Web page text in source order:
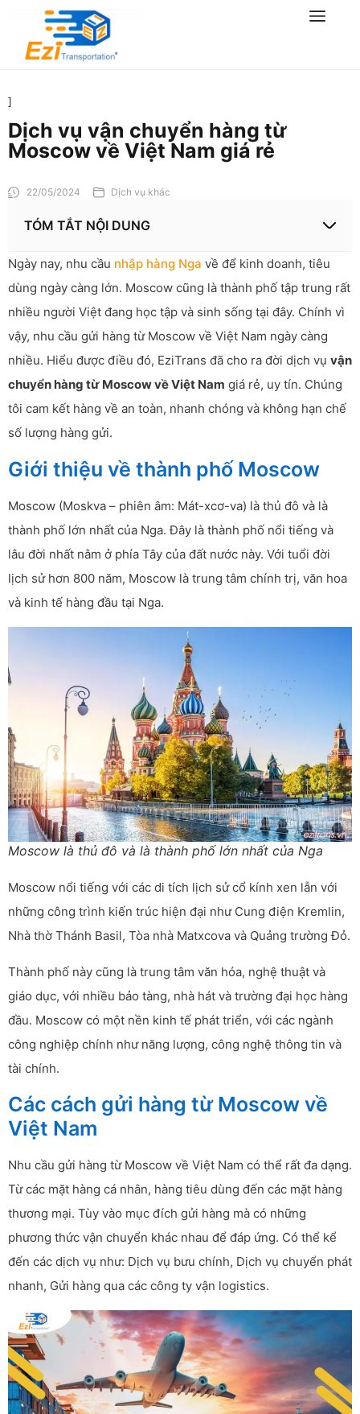
]
Dịch vụ vận chuyển hàng từ
Moscow về Việt Nam giá rẻ
22/05/2024 Dịch vụ khác
TÓM TẮT NỘI DUNG
Ngày nay, nhu cầu nhập hàng Nga về để kinh doanh, tiêu
dùng ngày càng lớn. Moscow cũng là thành phố tập trung rất
nhiều người Việt đang học tập và sinh sống tại đây. Chính vì
vậy, nhu cầu gửi hàng từ Moscow về Việt Nam ngày càng
nhiều. Hiểu được điều đó, EziTrans đã cho ra đời dịch vụ vận
chuyển hàng từ Moscow về Việt Nam giá rẻ, uy tín. Chúng
tôi cam kết hàng về an toàn, nhanh chóng và không hạn chế
số lượng hàng gửi.
Giới thiệu về thành phố Moscow
Moscow (Moskva – phiên âm: Mát-xcơ-va) là thủ đô và là
thành phố lớn nhất của Nga. Đây là thành phố nổi tiếng và
lâu đời nhất nằm ở phía Tây của đất nước này. Với tuổi đời
lịch sử hơn 800 năm, Moscow là trung tâm chính trị, văn hoa
và kinh tế hàng đầu tại Nga.
Moscow là thủ đô và là thành phố lớn nhất của Nga
Moscow nổi tiếng với các di tích lịch sử cổ kính xen lẫn với
những công trình kiến trúc hiện đại như Cung điện Kremlin,
Nhà thờ Thánh Basil, Tòa nhà Matxcova và Quảng trường Đỏ.
Thành phố này cũng là trung tâm văn hóa, nghệ thuật và
giáo dục, với nhiều bảo tàng, nhà hát và trường đại học hàng
đầu. Moscow có một nền kinh tế phát triển, với các ngành
công nghiệp chính như năng lượng, công nghệ thông tin và
tài chính.
Các cách gửi hàng từ Moscow về
Việt Nam
Nhu cầu gửi hàng từ Moscow về Việt Nam có thể rất đa dạng.
Từ các mặt hàng cá nhân, hàng tiêu dùng đến các mặt hàng
thương mại. Tùy vào mục đích gửi hàng mà có những
phương thức vận chuyển khác nhau để đáp ứng. Có thể kể
đến các dịch vụ như: Dịch vụ bưu chính, Dịch vụ chuyển phát
nhanh, Gửi hàng qua các công ty vận logistics.